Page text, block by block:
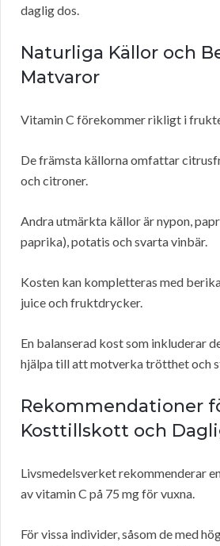
daglig dos.
Naturliga Källor och
Matvaror
Vitamin C förekommer rikligt i
De främsta källorna omfattar
och citroner.
Andra utmärkta källor är nypon,
paprika), potatis och svarta vinbär.
Kosten kan kompletteras med
juice och fruktdrycker.
En balanserad kost som inkluderar
hjälpa till att motverka trötthet och
Rekommendationer
Kosttillskott och
Livsmedelsverket rekommenderar
av vitamin C på 75 mg för vuxna.
För vissa individer, såsom de med